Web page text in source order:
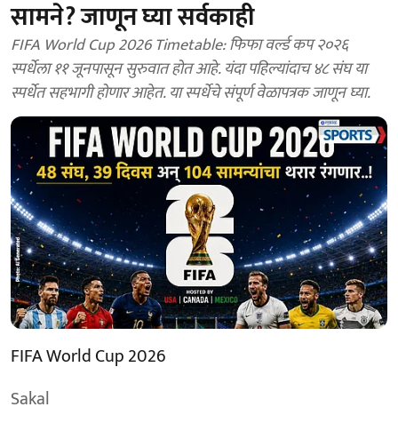
सामने? जाणून घ्या सर्वकाही
FIFA World Cup 2026 Timetable: फिफा वर्ल्ड कप २०२६
स्पर्धेला ११ जूनपासून सुरुवात होत आहे. यंदा पहिल्यांदाच ४८ संघ या
स्पर्धेत सहभागी होणार आहेत. या स्पर्धेचे संपूर्ण वेळापत्रक जाणून घ्या.
FIFA World Cup 2026
Sakal